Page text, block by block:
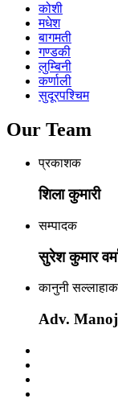
कोशी
मधेश
बागमती
गण्डकी
लुम्बिनी
कर्णाली
सुदूरपश्चिम
Our Team
प्रकाशक
शिला कुमारी
सम्पादक
सुरेश कुमार
कानुनी
Adv.